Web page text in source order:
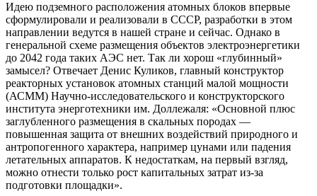
Идею подземного расположения атомных блоков впервые
сформулировали и реализовали в СССР, разработки в этом
направлении ведутся в нашей стране и сейчас. Однако в
генеральной схеме размещения объектов электроэнергетики
до 2042 года таких АЭС нет. Так ли хорош «глубинный»
замысел? Отвечает Денис Куликов, главный конструктор
реакторных установок атомных станций малой мощности
(АСММ) Научно-исследовательского и конструкторского
института энерготехники им. Доллежаля: «Основной плюс
заглубленного размещения в скальных породах — ​
повышенная защита от внешних воздействий природного и
антропогенного характера, например цунами или падения
летательных аппаратов. К недостаткам, на первый взгляд,
можно отнести только рост капитальных затрат из-за
подготовки площадки».